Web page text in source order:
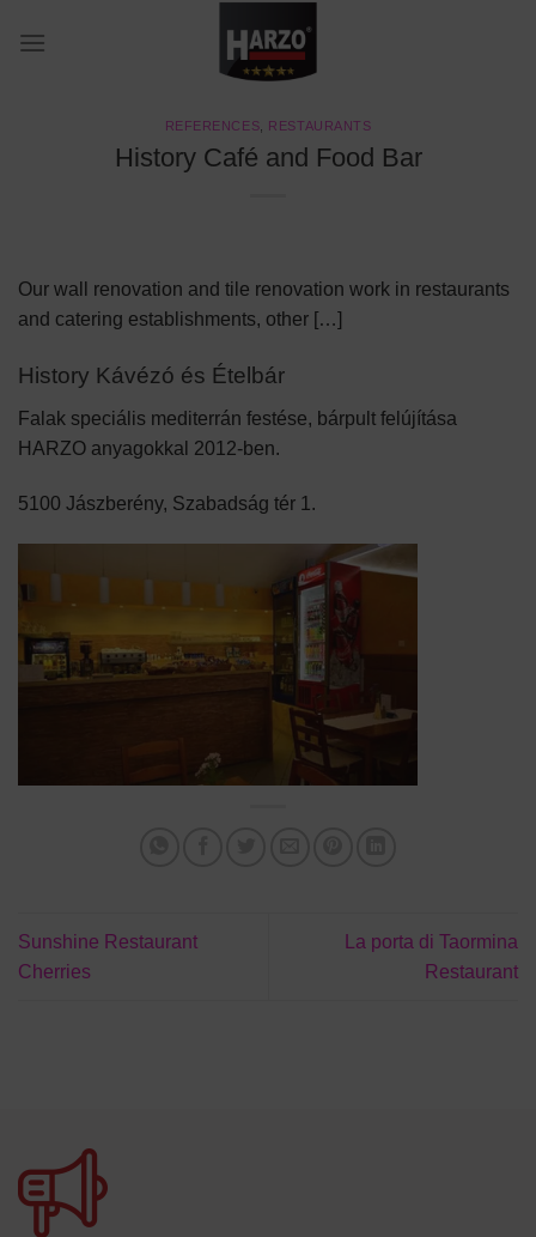
REFERENCES RESTAURANTS
History Café and Food Bar
Our wall renovation and tile renovation work in restaurants
and catering establishments, other […]
History Kávézó és Ételbár
Falak speciális mediterrán festése, bárpult felújítása
HARZO anyagokkal 2012-ben.
5100 Jászberény, Szabadság tér 1.
Sunshine Restaurant
Cherries
La porta di Taormina
Restaurant